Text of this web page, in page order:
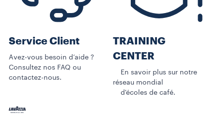
Service Client
Avez-vous besoin d’aide ?
Consultez nos FAQ ou
contactez-nous.
TRAINING
CENTER
En savoir plus sur notre
réseau mondial
d'écoles de café.